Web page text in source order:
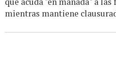
mientras mantiene